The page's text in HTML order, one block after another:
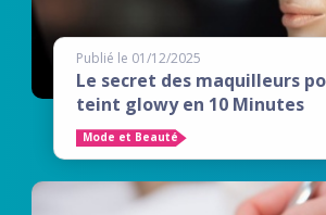
Publié le 01/12/2025
Le secret des maquilleurs
teint glowy en 10 Minutes
Mode et Beauté